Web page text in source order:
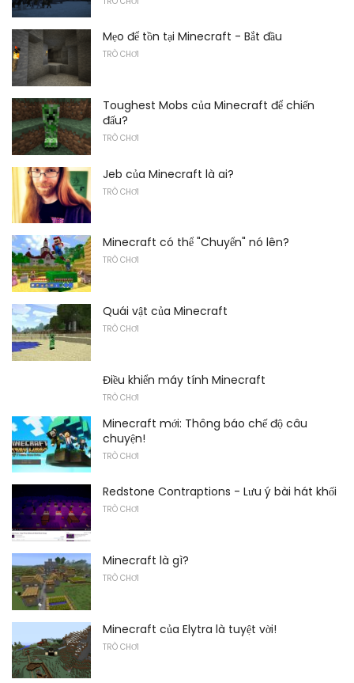
Mẹo để tồn tại Minecraft - Bắt đầu
TRÒ CHƠI
Toughest Mobs của Minecraft để chiến
đấu?
TRÒ CHƠI
Jeb của Minecraft là ai?
TRÒ CHƠI
Minecraft có thể "Chuyển" nó lên?
TRÒ CHƠI
Quái vật của Minecraft
TRÒ CHƠI
Điều khiển máy tính Minecraft
TRÒ CHƠI
Minecraft mới: Thông báo chế độ câu
chuyện!
TRÒ CHƠI
Redstone Contraptions - Lưu ý bài hát khối
TRÒ CHƠI
Minecraft là gì?
TRÒ CHƠI
Minecraft của Elytra là tuyệt vời!
TRÒ CHƠI